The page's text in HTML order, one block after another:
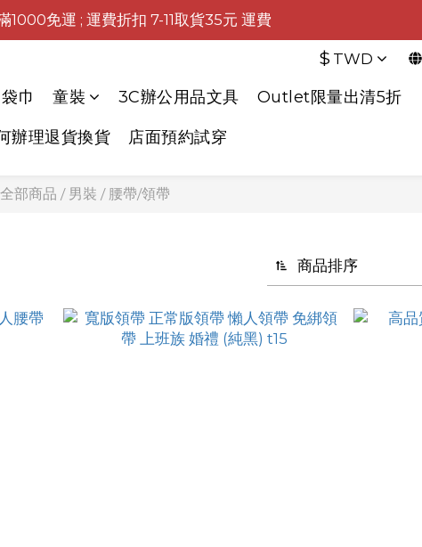
1000免運 ; 運費折扣 7-11取貨35元 運費
$ TWD
巾 童裝 3C辦公用品文具 Outlet限量出清5折
辦理退貨換貨 店面預約試穿
全部商品 / 男裝 / 腰帶/領帶
商品排序